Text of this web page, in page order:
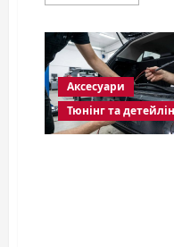
на
авто:
Аксесуари
Тюнінг та